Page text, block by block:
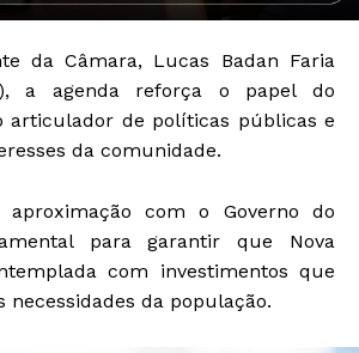
da Câmara, Lucas Badan Faria
a agenda reforça o papel do
articulador de políticas públicas e
da comunidade.
aproximação com o Governo do
para garantir que Nova
com investimentos que
necessidades da população.